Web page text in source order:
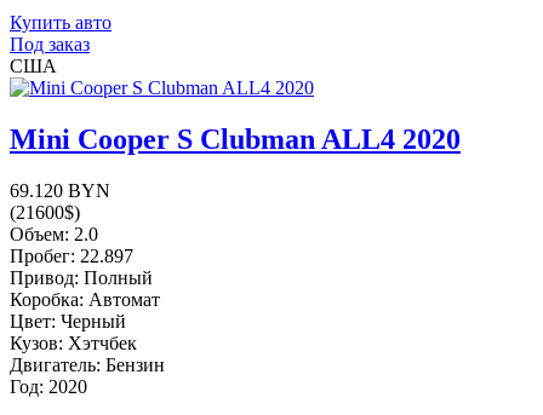
Купить авто
Под заказ
США
Mini Cooper S Clubman ALL4 2020
69.120 BYN
(21600$)
Объем: 2.0
Пробег: 22.897
Привод: Полный
Коробка: Автомат
Цвет: Черный
Кузов: Хэтчбек
Двигатель: Бензин
Год: 2020